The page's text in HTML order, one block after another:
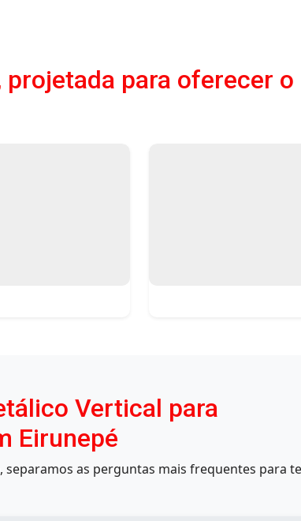
para oferecer o
Vertical para
Eirunepé
as perguntas mais frequentes para